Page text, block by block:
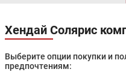
Хендай Солярис
Выберите опции покупки и
предпочтениям: